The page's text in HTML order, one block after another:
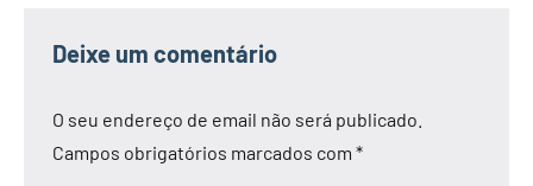
Deixe um comentário
O seu endereço de email não será publicado.
Campos obrigatórios marcados com *